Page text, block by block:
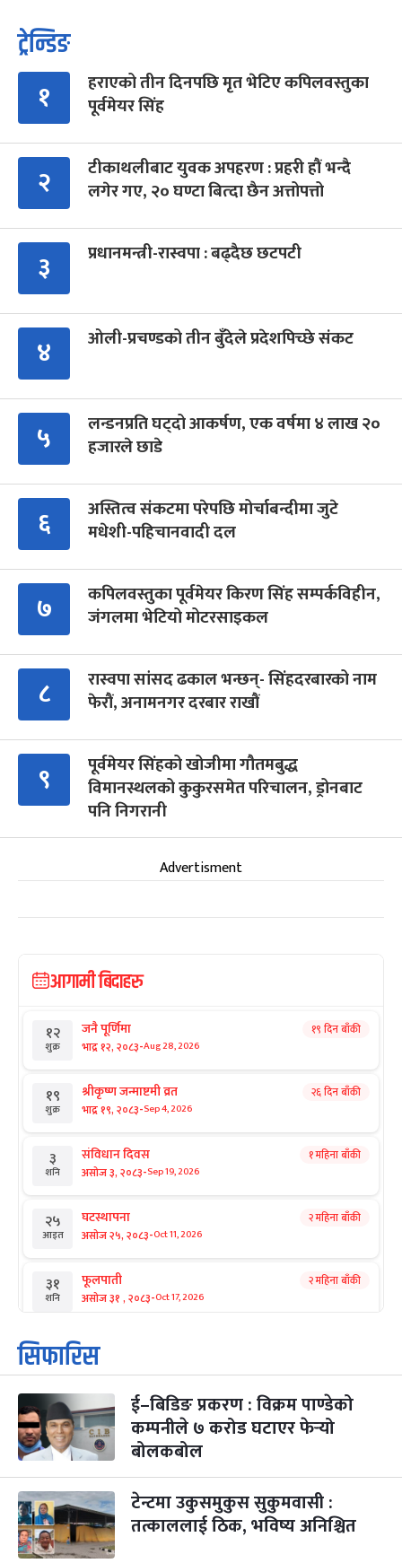
ट्रेन्डिङ
१
हराएको तीन दिनपछि मृत भेटिए कपिलवस्तुका
पूर्वमेयर सिंह
२
टीकाथलीबाट युवक अपहरण : प्रहरी हौं भन्दै
लगेर गए, २० घण्टा बित्दा छैन अत्तोपत्तो
३ प्रधानमन्त्री-रास्वपा : बढ्दैछ छटपटी
४ ओली-प्रचण्डको तीन बुँदेले प्रदेशपिच्छे संकट
५
लन्डनप्रति घट्दो आकर्षण, एक वर्षमा ४ लाख २०
हजारले छाडे
६
अस्तित्व संकटमा परेपछि मोर्चाबन्दीमा जुटे
मधेशी-पहिचानवादी दल
७
कपिलवस्तुका पूर्वमेयर किरण सिंह सम्पर्कविहीन,
जंगलमा भेटियो मोटरसाइकल
८
रास्वपा सांसद ढकाल भन्छन्- सिंहदरबारको नाम
फेरौं, अनामनगर दरबार राखौं
९
पूर्वमेयर सिंहको खोजीमा गौतमबुद्ध
विमानस्थलको कुकुरसमेत परिचालन, ड्रोनबाट
पनि निगरानी
Advertisment
आगामी बिदाहरु
१२
शुक्र
जनै पूर्णिमा
भाद्र १२, २०८३-Aug 28, 2026
१९ दिन बाँकी
१९
शुक्र
श्रीकृष्ण जन्माष्टमी व्रत
भाद्र १९, २०८३-Sep 4, 2026
२६ दिन बाँकी
३
शनि
संविधान दिवस
असोज ३, २०८३-Sep 19, 2026
१ महिना बाँकी
२५
आइत
घटस्थापना
असोज २५, २०८३-Oct 11, 2026
२ महिना बाँकी
३१
शनि
फूलपाती
असोज ३१ , २०८३-Oct 17, 2026
२ महिना बाँकी
१
आइत
कार्तिक सङ्क्रान्ति
कार्तिक १, २०८३
३
मंगल
महानवमी
कार्तिक ३, २०८३-Oct 20, 2026
२ महिना बाँकी
४
५
बिहि
पापा‌ङ्कुशा एकादशी व्रत
कार्तिक ५, २०८३
२ महिना बाँकी
सिफारिस
ई–बिडिङ प्रकरण : विक्रम पाण्डेको
कम्पनीले ७ करोड घटाएर फेर्‍यो
बोलकबोल
टेन्टमा उकुसमुकुस सुकुमवासी :
तत्काललाई ठिक, भविष्य अनिश्चित